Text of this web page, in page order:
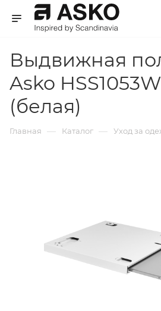
Выдвижная
Asko HSS1053W
(белая)
Главная — Каталог — Уход за